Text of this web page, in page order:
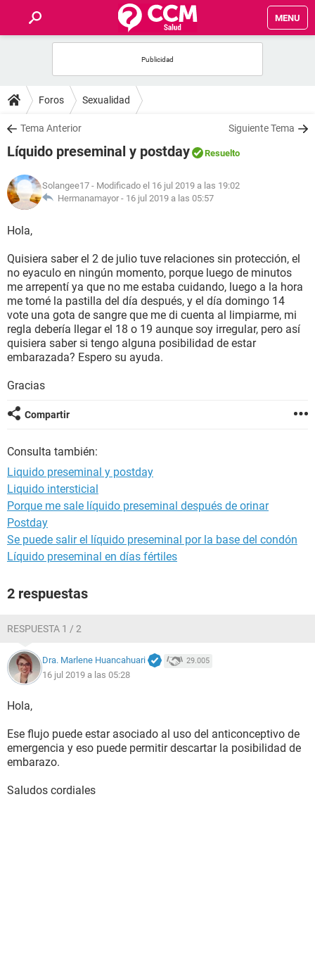
MENU
FOROS
SALUD
FAMILIA
NUTRICIÓN
BIENESTAR
SEXUALIDAD
GLOSARIO
Foros Sexualidad
Tema Anterior Siguiente Tema
Líquido preseminal y postday Resuelto
Solangee17 - Modificado el 16 jul 2019 a las 19:02
Hermanamayor - 16 jul 2019 a las 05:57
Hola,
Quisiera saber el 2 de julio tuve relaciones sin protección, el
no eyaculo en ningún momento, porque luego de minutos
me arrepentí ya que no me estaba cuidando, luego a la hora
me tomé la pastilla del día después, y el día domingo 14
vote una gota de sangre que me di cuenta al limpiarme, mi
regla debería llegar el 18 o 19 aunque soy irregular, pero así
quisiera saber si tengo alguna posibilidad de estar
embarazada? Espero su ayuda.
Gracias
Compartir
Consulta también:
Liquido preseminal y postday
Liquido intersticial
Porque me sale líquido preseminal después de orinar
Postday
Se puede salir el líquido preseminal por la base del condón
Líquido preseminal en días fértiles
2 respuestas
RESPUESTA 1 / 2
Dra. Marlene Huancahuari 29.005
16 jul 2019 a las 05:28
Hola,
Ese flujo puede estar asociado al uso del anticonceptivo de
emergencia y eso puede permitir descartar la posibilidad de
embarazo.
Saludos cordiales